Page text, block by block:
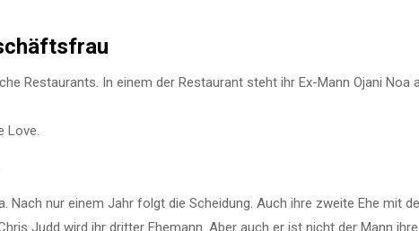
Restaurants. In einem der Restaurant steht ihr Ex-Mann Ojani Noa
Love.
Nach nur einem Jahr folgt die Scheidung. Auch ihre zweite Ehe mit
Judd wird ihr dritter Ehemann. Aber auch er ist nicht der Mann